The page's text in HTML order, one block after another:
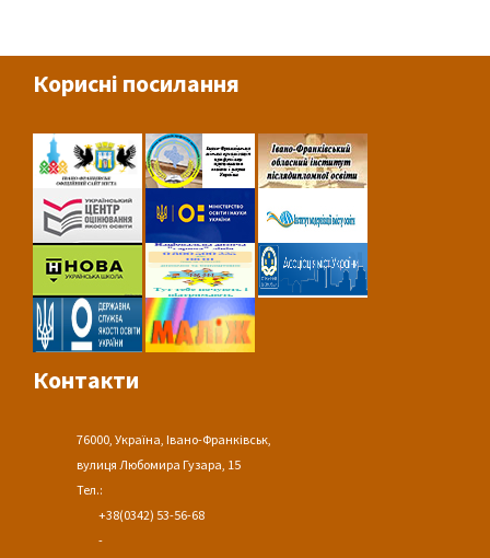
Корисні посилання
Контакти
76000, Україна, Івано-Франківськ,
вулиця Любомира Гузара, 15
Тел.:
+38(0342) 53-56-68
-